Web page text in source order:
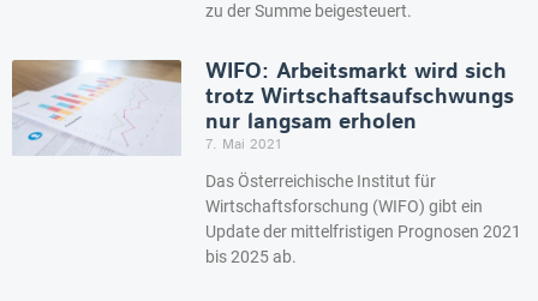
zu der Summe beigesteuert.
WIFO: Arbeitsmarkt wird sich
trotz Wirtschaftsaufschwungs
nur langsam erholen
7. Mai 2021
Das Österreichische Institut für
Wirtschaftsforschung (WIFO) gibt ein
Update der mittelfristigen Prognosen 2021
bis 2025 ab.